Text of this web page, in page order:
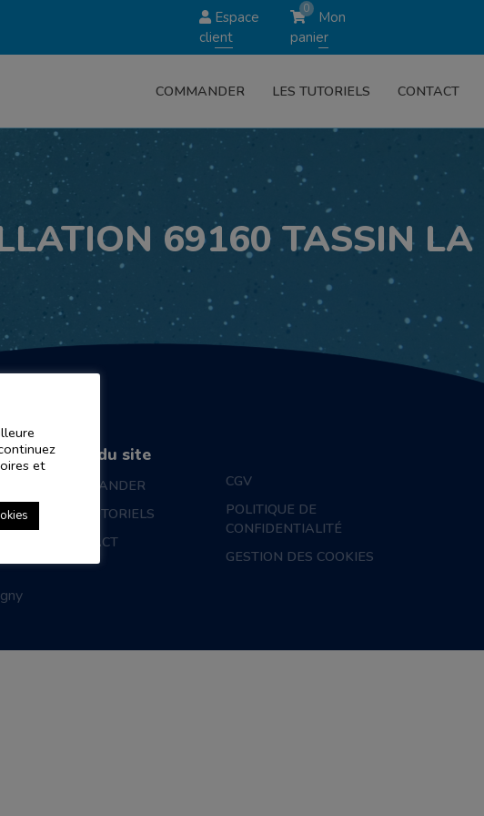
Espace
client
0
Mon
panier
COMMANDER LES TUTORIELS CONTACT
69160 TASSIN LA
Plan du site
COMMANDER
LES TUTORIELS
CONTACT
CGV
POLITIQUE DE
CONFIDENTIALITÉ
GESTION DES COOKIES
et